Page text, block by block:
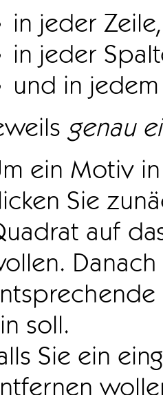
in jeder Zeile,
in jeder
und in
genau
ein Motiv
Sie
auf
soll.
Sie ein